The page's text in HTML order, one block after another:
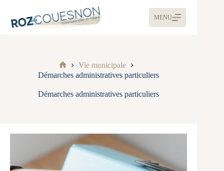
MENU
Vie municipale
Démarches administratives particuliers
Démarches administratives particuliers